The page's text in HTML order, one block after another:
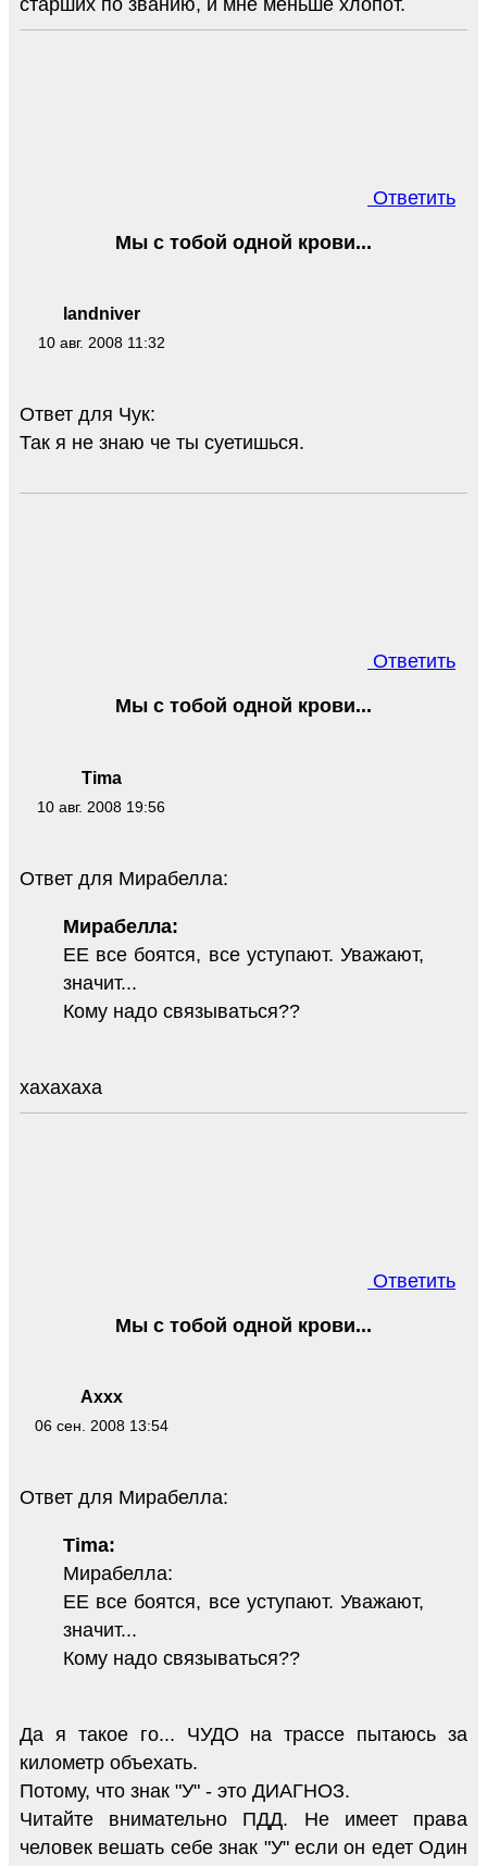
старших по званию, и мне меньше хлопот.
Ответить
landniver
10 авг. 2008 11:32
Мы с тобой одной крови...
Ответ для Чук:
Так я не знаю че ты суетишься.
Ответить
Tima
10 авг. 2008 19:56
Мы с тобой одной крови...
Ответ для Мирабелла:
Мирабелла:
ЕЕ все боятся, все уступают. Уважают,
значит...
Кому надо связываться??
хахахаха
Ответить
Axxx
06 сен. 2008 13:54
Мы с тобой одной крови...
Ответ для Мирабелла:
Tima:
Мирабелла:
ЕЕ все боятся, все уступают. Уважают,
значит...
Кому надо связываться??
Да я такое го... ЧУДО на трассе пытаюсь за
километр объехать.
Потому, что знак "У" - это ДИАГНОЗ.
Читайте внимательно ПДД. Не имеет права
человек вешать себе знак "У" если он едет Один